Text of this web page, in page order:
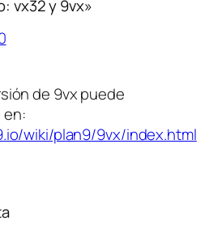
vx32 y 9vx»
de 9vx puede
wiki/plan9/9vx/index.html